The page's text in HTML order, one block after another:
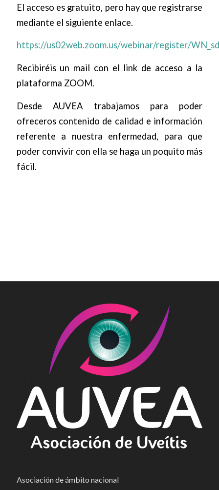
El acceso es gratuito, pero hay que registrarse
mediante el siguiente enlace.
https://us02web.zoom.us/webinar/register/
Recibiréis un mail con el link de acceso a la
plataforma ZOOM.
Desde AUVEA trabajamos para poder
ofreceros contenido de calidad e información
referente a nuestra enfermedad, para que
poder convivir con ella se haga un poquito más
fácil.
Asociación de ámbito nacional